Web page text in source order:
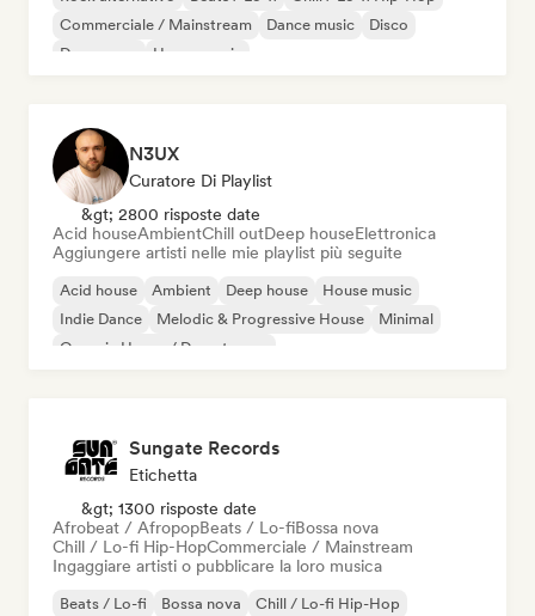
Commerciale / Mainstream
Dance music
Disco
Dream pop
House music
N3UX
Curatore Di Playlist
&gt; 2800 risposte date
Acid houseAmbientChill outDeep houseElettronica
Aggiungere artisti nelle mie playlist più seguite
Acid house Ambient Deep house
House music
Indie Dance
Melodic & Progressive House
Minimal
Organic House / Downtempo
Sungate Records
Etichetta
&gt; 1300 risposte date
Afrobeat / AfropopBeats / Lo-fiBossa nova
Chill / Lo-fi Hip-HopCommerciale / Mainstream
Ingaggiare artisti o pubblicare la loro musica
Beats / Lo-fi Bossa nova
Chill / Lo-fi Hip-Hop